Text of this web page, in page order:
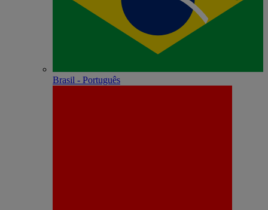
Brasil - Português